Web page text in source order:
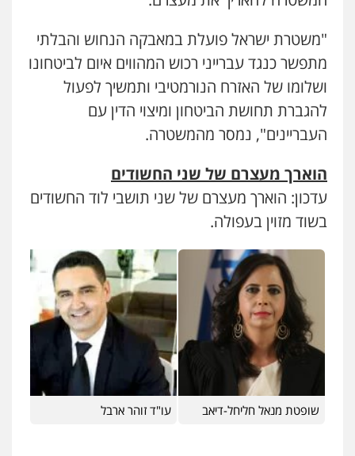
פלילי משפחה
503456449
עו"ד איהאב ג'לג'ולי
מעצרים וחקירות עורכי דין לענייני
אסירים
אייל בן שושן, עורך דין פלילי
פלילי
נוער רישום פלילי
עו"ד שלומי שרון
פלילי צבאי מעצרים וחקירות
0547342002
עו"ד אלון קריטי
פלילי כלכלי אלימות סמים מעצרים
0525544654
"משטרת ישראל פועלת במאבקה הנחוש והבלתי
מתפשר כנגד עברייני רכוש המהווים איום לביטחונו
ושלומו של האזרח הנורמטיבי ותמשיך לפעול
להגברת תחושת הביטחון ומיצוי הדין עם
העבריינים", נמסר מהמשטרה.
הוארך מעצרם של שני החשודים
עדכון: הוארך מעצרם של שני תושבי לוד החשודים
בשוד מזוין בעפולה.
שופטת מנאל חליחל-דיאב עו"ד זוהר ארבל
עו"ד אורנת קמרון
פלילי תעבורה עורכי דין לענייני אסירים
משפחה
0505417090
שני אלגרבלי – משרד עורכי דין
עורכי דין לענייני אסירים תעבורה
0507120031